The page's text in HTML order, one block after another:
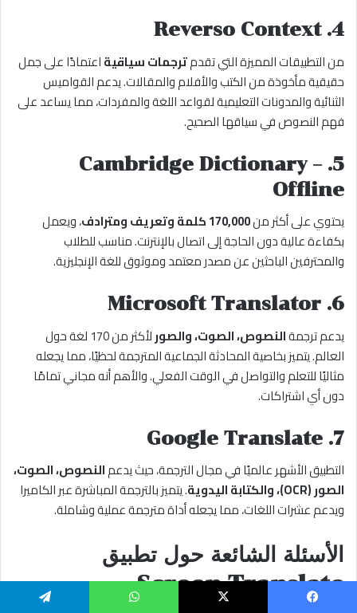
4. Reverso Context
من التطبيقات المميزة التي تقدمترجمات سياقيةاعتمادًا على جمل
حقيقية مأخوذة من الكتب والأفلام والمقالات. يدعم القواميس
الثنائية والمدونات التعليمية لقواعد اللغة والمفردات، مما يساعد على
فهم النصوص في سياقها الصحيح.
5. Cambridge Dictionary –
Offline
يحتوي على أكثر من170,000 كلمة وتعريف ومترادف
، ويعمل
بكفاءة عالية دون الحاجة إلى اتصال بالإنترنت. مناسب للطلاب
والمحترفين الباحثين عن مصدر معتمد وموثوق للغة الإنجليزية.
6. Microsoft Translator
يدعم ترجمةالنصوص، الصوت، والصور
لأكثر من 170 لغة حول
العالم. يتميز بخاصية المحادثة الجماعية المترجمة لحظيًا، مما يجعله
مثاليًا للتعلم والتواصل في الوقت الفعلي. والأهم أنه مجاني تمامًا
دون أي اشتراكات.
7. Google Translate
التطبيق الأشهر عالميًا في مجال الترجمة، حيث يدعمالنصوص، الصوت،
الصور (OCR)، والكتابة اليدوية
. يتميز بالترجمة المباشرة عبر الكاميرا
ويدعم عشرات اللغات، مما يجعله أداة مترجمة عملية وشاملة.
الأسئلة الشائعة حول تطبيق
Screen Translate